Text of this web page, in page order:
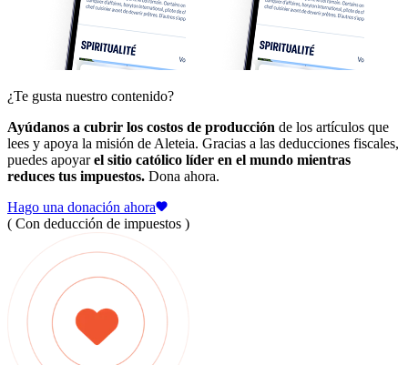
¿Te gusta nuestro contenido?
Ayúdanos a cubrir los costos de producción de los artículos que
lees y apoya la misión de Aleteia. Gracias a las deducciones fiscales,
puedes apoyarel sitio católico líder en el mundo mientras
reduces tus impuestos. Dona ahora.
Hago una donación ahora
( Con deducción de impuestos )